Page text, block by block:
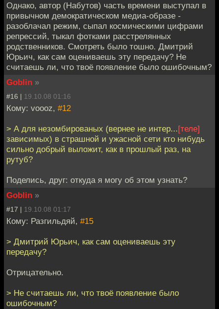
Однако, автор (Набутов) часть времени выступал в
привычном демократическом медиа-образе -
разоблачал режим, сыпал космическими цифрами
репрессий, тыкал фотками расстрелянных
родственников. Смотреть было тошно. Дмитрий
Юрьич, как сам оцениваешь эту передачу? Не
считаешь ли, что твоё появление было ошибочным?
Goblin »
#16 | 19.10.08 01:16
Кому: voooz, #12
> А для незомбированых (вернее не интер...[теле]
зависимых) в страшной и ужасной сети кто нибудь
сильно добрый выложит, как в прошлый раз, на
рутуб?
Поделись, друг: откуда я могу об этом узнать?
Goblin »
#17 | 19.10.08 01:17
Кому: Разгильдяй, #15
> Дмитрий Юрьич, как сам оцениваешь эту
передачу?
Отрицательно.
> Не считаешь ли, что твоё появление было
ошибочным?